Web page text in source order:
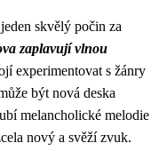
skvělý počin za
zaplavují vlnou
experimentovat s žánry
být nová deska
melancholické melodie
nový a svěží zvuk.